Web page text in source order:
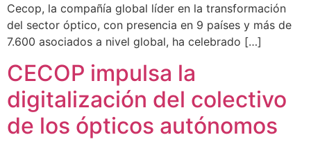
Cecop, la compañía global líder en la transformación
del sector óptico, con presencia en 9 países y más de
7.600 asociados a nivel global, ha celebrado […]
CECOP impulsa la
digitalización del colectivo
de los ópticos autónomos